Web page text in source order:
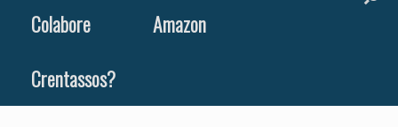
Colabore
Amazon
Crentassos?